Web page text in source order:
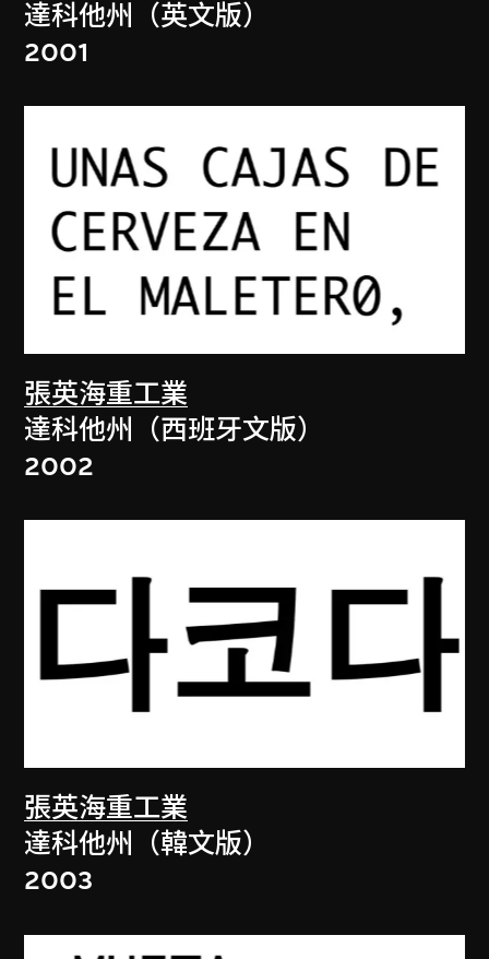
達科他州（英文版）
2001
張英海重工業
達科他州（西班牙文版）
2002
張英海重工業
達科他州（韓文版）
2003